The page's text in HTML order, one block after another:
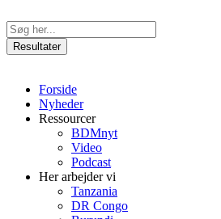
til
indhold
Search
...Resultater
Forside
Nyheder
Ressourcer
BDMnyt
Video
Podcast
Her arbejder vi
Tanzania
DR Congo